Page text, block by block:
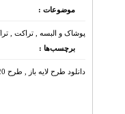
موضوعات :
پوشاک و البسه تراکت
برچسب‌ها :
دانلود طرح لایه باز طرح 20